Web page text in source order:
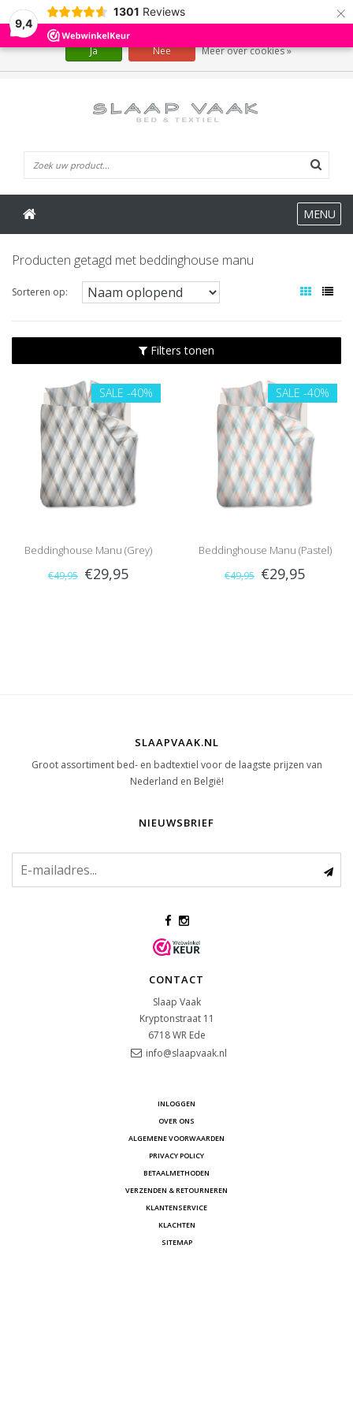
9,4
1301 Reviews ×
MENU
Producten getagd met beddinghouse manu
Sorteren op:
Filters tonen
SALE -40%
Beddinghouse Manu (Grey)
€49,95 €29,95
SALE -40%
Beddinghouse Manu (Pastel)
€49,95 €29,95
SLAAPVAAK.NL
Groot assortiment bed- en badtextiel voor de laagste prijzen van
Nederland en België!
NIEUWSBRIEF
CONTACT
Slaap Vaak
Kryptonstraat 11
6718 WR Ede
info@slaapvaak.nl
INLOGGEN
OVER ONS
ALGEMENE VOORWAARDEN
PRIVACY POLICY
BETAALMETHODEN
VERZENDEN & RETOURNEREN
KLANTENSERVICE
KLACHTEN
SITEMAP
Wij slaan cookies op om onze website te verbeteren. Is dat akkoord?
Ja Nee Meer over cookies »